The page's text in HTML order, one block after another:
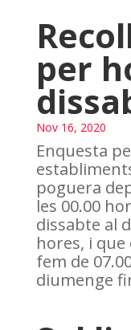
per
Nov 16, 2020
Enquesta
poguera
les 00.00
dissabte al
hores, i
fem de
diumenge